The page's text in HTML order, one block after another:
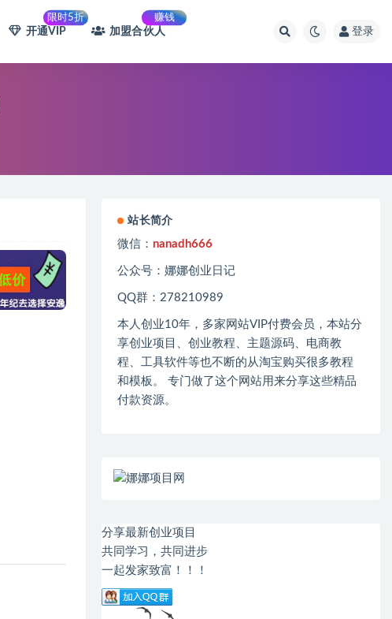
开通VIP
限时5折
加盟合伙人
赚钱
登录
站长简介
微信： nanadh666
公众号：娜娜创业日记
QQ群：278210989
本人创业10年，多家网站VIP付费会员，本站分
享创业项目、创业教程、主题源码、电商教
程、工具软件等也不断的从淘宝购买很多教程
和模板。 专门做了这个网站用来分享这些精品
付款资源。
分享最新创业项目
共同学习，共同进步
一起发家致富！！！